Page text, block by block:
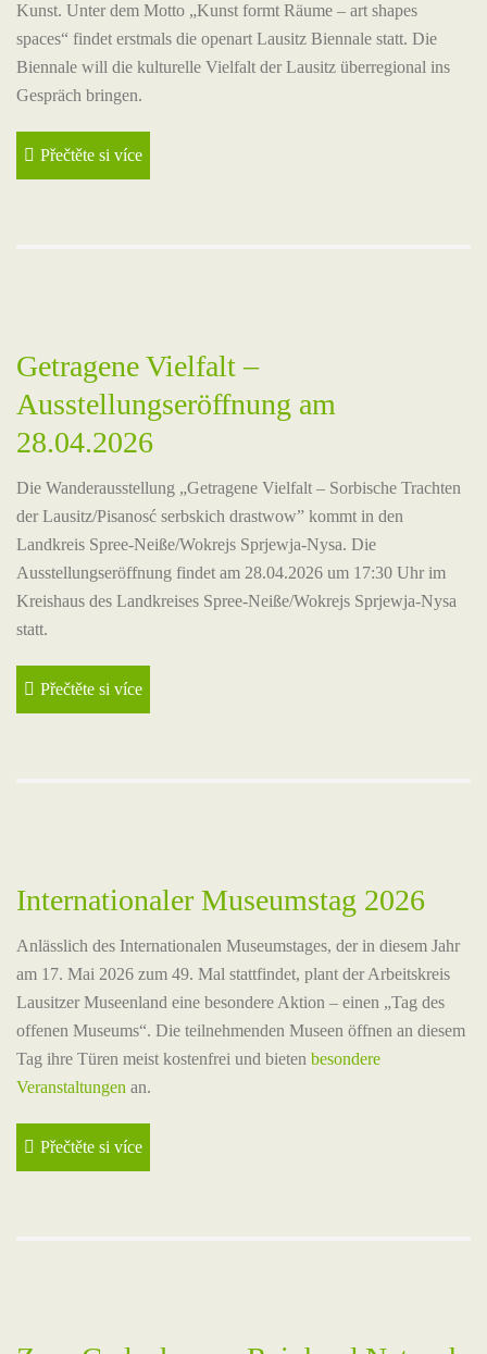
Kunst. Unter dem Motto „Kunst formt Räume – art shapes
spaces“ findet erstmals die openart Lausitz Biennale statt. Die
Biennale will die kulturelle Vielfalt der Lausitz überregional ins
Gespräch bringen.
Přečtěte si více
Getragene Vielfalt –
Ausstellungseröffnung am
28.04.2026
Die Wanderausstellung „Getragene Vielfalt – Sorbische Trachten
der Lausitz/Pisanosć serbskich drastwow” kommt in den
Landkreis Spree-Neiße/Wokrejs Sprjewja-Nysa. Die
Ausstellungseröffnung findet am 28.04.2026 um 17:30 Uhr im
Kreishaus des Landkreises Spree-Neiße/Wokrejs Sprjewja-Nysa
statt.
Přečtěte si více
Internationaler Museumstag 2026
Anlässlich des Internationalen Museumstages, der in diesem Jahr
am 17. Mai 2026 zum 49. Mal stattfindet, plant der Arbeitskreis
Lausitzer Museenland eine besondere Aktion – einen „Tag des
offenen Museums“. Die teilnehmenden Museen öffnen an diesem
Tag ihre Türen meist kostenfrei und bieten besondere
Veranstaltungen an.
Přečtěte si více